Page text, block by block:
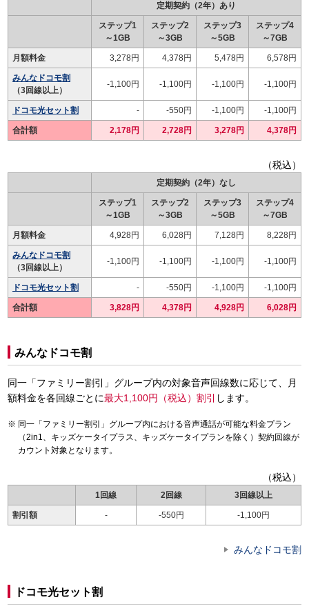
定期契約（2年）あり
ステップ1
～1GB
ステップ2
～3GB
ステップ3
～5GB
ステップ4
～7GB
月額料金 3,278円 4,378円 5,478円 6,578円
みんなドコモ割
（3回線以上）
-1,100円 -1,100円 -1,100円 -1,100円
ドコモ光セット割 - -550円 -1,100円 -1,100円
合計額 2,178円 2,728円 3,278円 4,378円
（税込）
定期契約（2年）なし
ステップ1
～1GB
ステップ2
～3GB
ステップ3
～5GB
ステップ4
～7GB
月額料金 4,928円 6,028円 7,128円 8,228円
みんなドコモ割
（3回線以上）
-1,100円 -1,100円 -1,100円 -1,100円
ドコモ光セット割 - -550円 -1,100円 -1,100円
合計額 3,828円 4,378円 4,928円 6,028円
みんなドコモ割
同一「ファミリー割引」グループ内の対象音声回線数に応じて、月
額料金を各回線ごとに最大1,100円（税込）割引 します。
同一「ファミリー割引」グループ内における音声通話が可能な料金プラン
（2in1、キッズケータイプラス、キッズケータイプランを除く）契約回線が
カウント対象となります。
（税込）
1回線 2回線 3回線以上
割引額 - -550円 -1,100円
みんなドコモ割
ドコモ光セット割